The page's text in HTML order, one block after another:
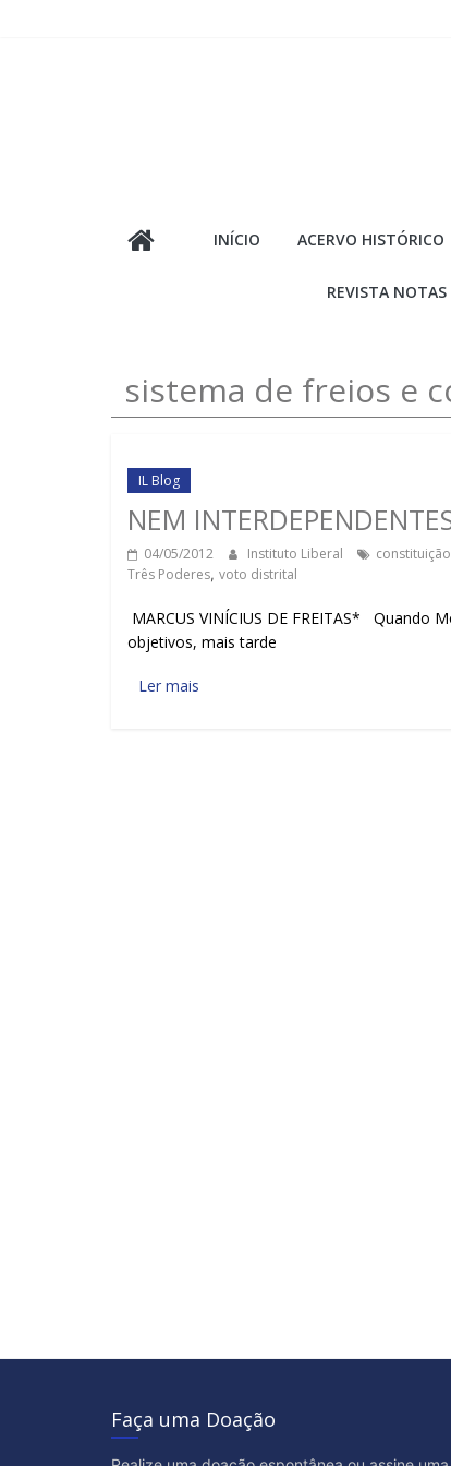
INÍCIO ACERVO HISTÓRICO
REVISTA NOTAS
sistema de freios e
IL Blog
NEM
04/05/2012 Instituto Liberal constituição
Três Poderes, voto distrital
MARCUS VINÍCIUS DE FREITAS* Quando
objetivos, mais tarde
Ler mais
Faça uma Doação